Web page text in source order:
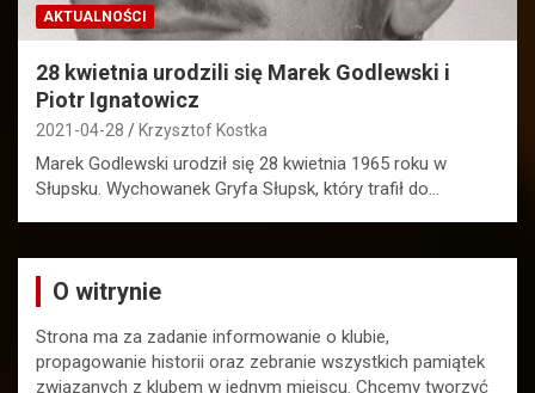
AKTUALNOŚCI
28 kwietnia urodzili się Marek Godlewski i
Piotr Ignatowicz
2021-04-28 Krzysztof Kostka
Marek Godlewski urodził się 28 kwietnia 1965 roku w
Słupsku. Wychowanek Gryfa Słupsk, który trafił do…
O witrynie
Strona ma za zadanie informowanie o klubie,
propagowanie historii oraz zebranie wszystkich pamiątek
związanych z klubem w jednym miejscu. Chcemy tworzyć